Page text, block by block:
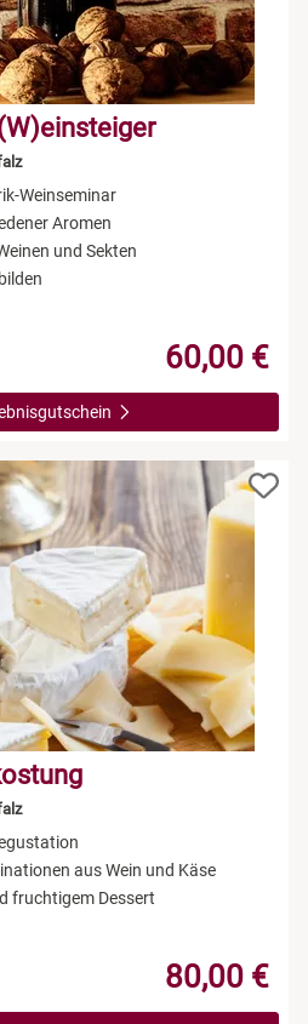
Weinseminar
Aromen
und Sekten
60,00 €
aus Wein und Käse
fruchtigem Dessert
80,00 €